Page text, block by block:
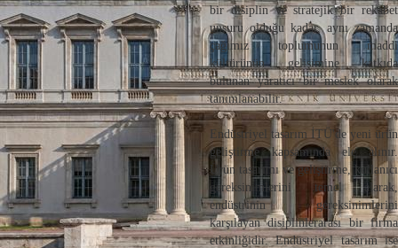
bir disiplin ve stratejik bir rekabet
unsuru olduğu kadar, aynı zamanda
çağımız toplumunun maddi
kültürünün gelişimine katkıda
bulunan yaratıcı bir meslek olarak
tanımlanabilir.
Endüstriyel tasarım İTÜ'de yeni ürün
geliştirme kapsamında ele alınır.
Ürün tasarımı ve geliştirme, kullanıcı
gereksinimlerini temel alarak,
endüstrinin gereksinimlerini
karşılayan disiplinlerarası bir firma
etkinliğidir. Endüstriyel tasarım ise